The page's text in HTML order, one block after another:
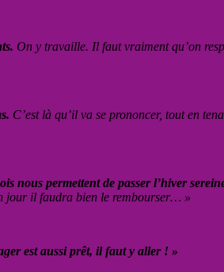
On y travaille. Il faut vraiment qu’on
C’est là qu’il va se prononcer, tout en
nous permettent de passer l’hiver
jour il faudra bien le rembourser… »
est aussi prêt, il faut y aller ! »